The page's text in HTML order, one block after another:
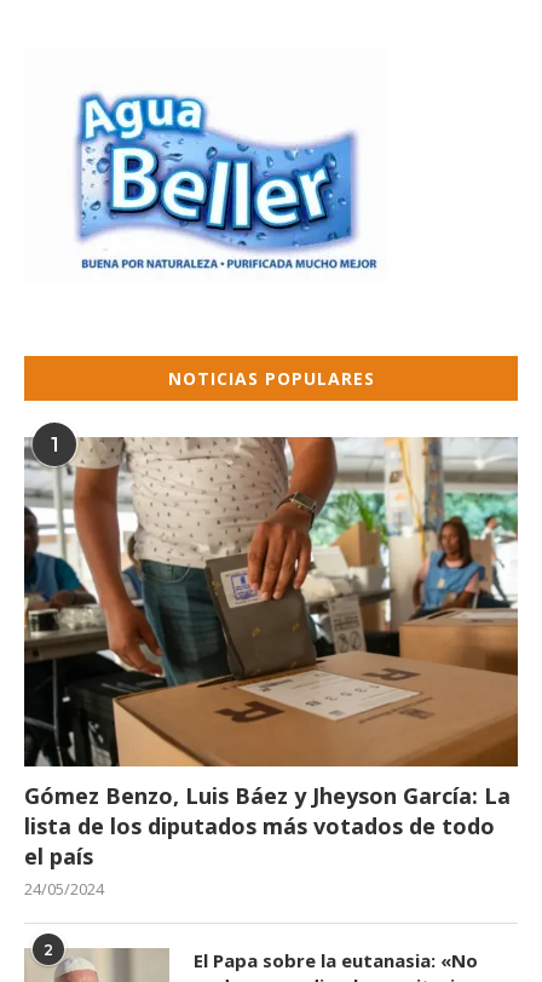
NOTICIAS POPULARES
1
Gómez Benzo, Luis Báez y Jheyson García: La
lista de los diputados más votados de todo
el país
24/05/2024
2
El Papa sobre la eutanasia: «No